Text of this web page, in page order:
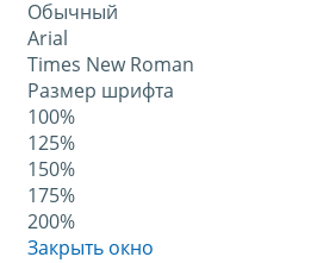
Обычный
Arial
Times New Roman
Размер шрифта
100%
125%
150%
175%
200%
Закрыть окно